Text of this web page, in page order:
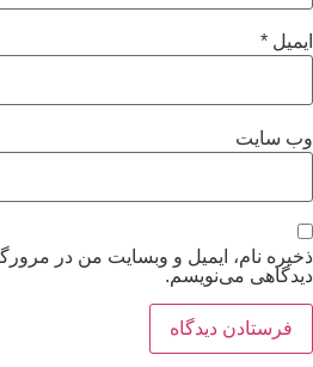
ایمیل *
وب‌ سایت
ذخیره نام، ایمیل و وبسایت من در
دیدگاهی می‌نویسم.